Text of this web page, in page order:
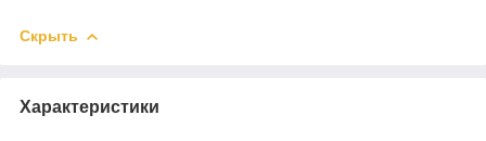
Скрыть
Характеристики